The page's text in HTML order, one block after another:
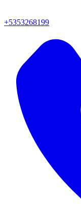
+5353268199